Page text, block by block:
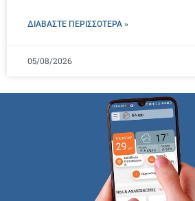
ΔΙΑΒΑΣΤΕ ΠΕΡΙΣΣΌΤΕΡΑ »
05/08/2026